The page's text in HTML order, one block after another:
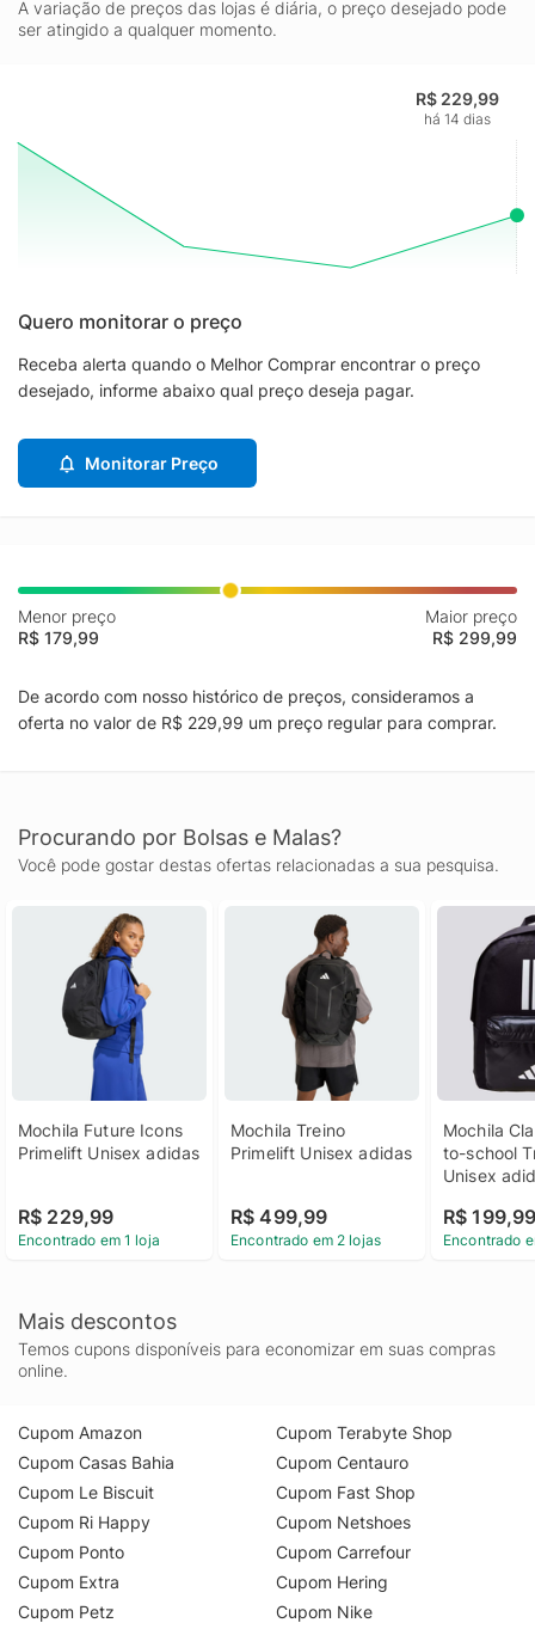
A variação de preços das lojas é diária, o preço desejado pode
ser atingido a qualquer momento.
R$ 229,99
há 14 dias
Quero monitorar o preço
Receba alerta quando o Melhor Comprar encontrar o preço
desejado, informe abaixo qual preço deseja pagar.
Monitorar Preço
Menor preço
R$ 179,99
Maior preço
R$ 299,99
De acordo com nosso histórico de preços, consideramos a
oferta no valor de R$ 229,99 um preço regular para comprar.
Procurando por Bolsas e Malas?
Você pode gostar destas ofertas relacionadas a sua pesquisa.
Mochila Future Icons
Primelift Unisex adidas
R$ 229,99
Encontrado em 1 loja
Mochila Treino
Primelift Unisex adidas
R$ 499,99
Encontrado em 2 lojas
Mochila
to-school
Unisex
R$
Encontrado
Mais descontos
Temos cupons disponíveis para economizar em suas compras
online.
Cupom Amazon
Cupom Casas Bahia
Cupom Le Biscuit
Cupom Ri Happy
Cupom Ponto
Cupom Extra
Cupom Petz
Cupom Terabyte Shop
Cupom Centauro
Cupom Fast Shop
Cupom Netshoes
Cupom Carrefour
Cupom Hering
Cupom Nike